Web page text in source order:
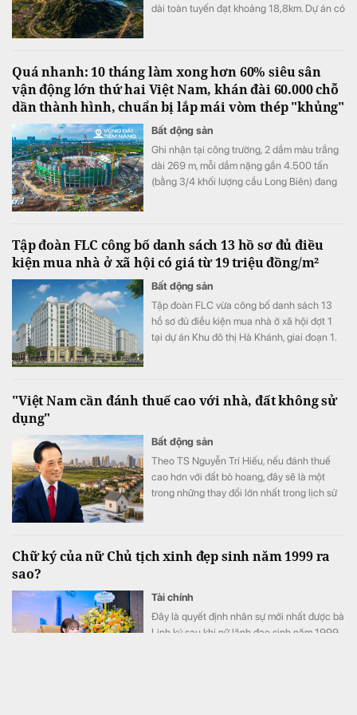
dài toàn tuyến đạt khoảng 18,8km. Dự án có
Quá nhanh: 10 tháng làm xong hơn 60% siêu sân
vận động lớn thứ hai Việt Nam, khán đài 60.000 chỗ
dần thành hình, chuẩn bị lắp mái vòm thép "khủng"
Bất động sản
Ghi nhận tại công trường, 2 dầm màu trắng
dài 269 m, mỗi dầm nặng gần 4.500 tấn
(bằng 3/4 khối lượng cầu Long Biên) đang
Tập đoàn FLC công bố danh sách 13 hồ sơ đủ điều
kiện mua nhà ở xã hội có giá từ 19 triệu đồng/m²
Bất động sản
Tập đoàn FLC vừa công bố danh sách 13
hồ sơ đủ điều kiện mua nhà ở xã hội đợt 1
tại dự án Khu đô thị Hà Khánh, giai đoạn 1.
"Việt Nam cần đánh thuế cao với nhà, đất không sử
dụng"
Bất động sản
Theo TS Nguyễn Trí Hiếu, nếu đánh thuế
cao hơn với đất bỏ hoang, đây sẽ là một
trong những thay đổi lớn nhất trong lịch sử
Chữ ký của nữ Chủ tịch xinh đẹp sinh năm 1999 ra
sao?
Tài chính
Đây là quyết định nhân sự mới nhất được bà
Linh ký sau khi nữ lãnh đạo sinh năm 1999